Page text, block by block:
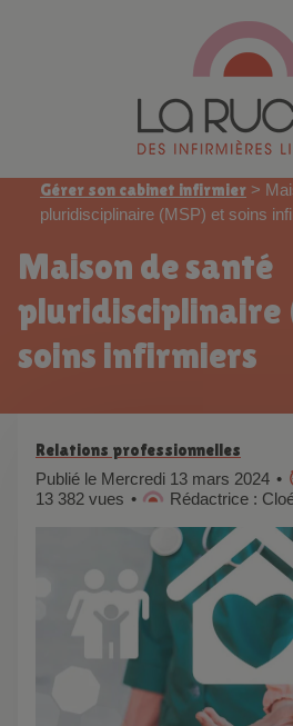
Gérer son cabinet infirmier >
pluridisciplinaire (MSP) et soins
Maison de santé
pluridisciplinaire
soins infirmiers
Relations professionnelles
Publié le Mercredi 13 mars 2024
13 382 vues
Rédactrice :